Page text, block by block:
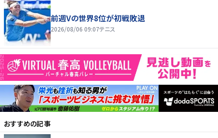
前週Vの世界8位が初戦敗退
2026/08/06 09:07テニス
おすすめの記事